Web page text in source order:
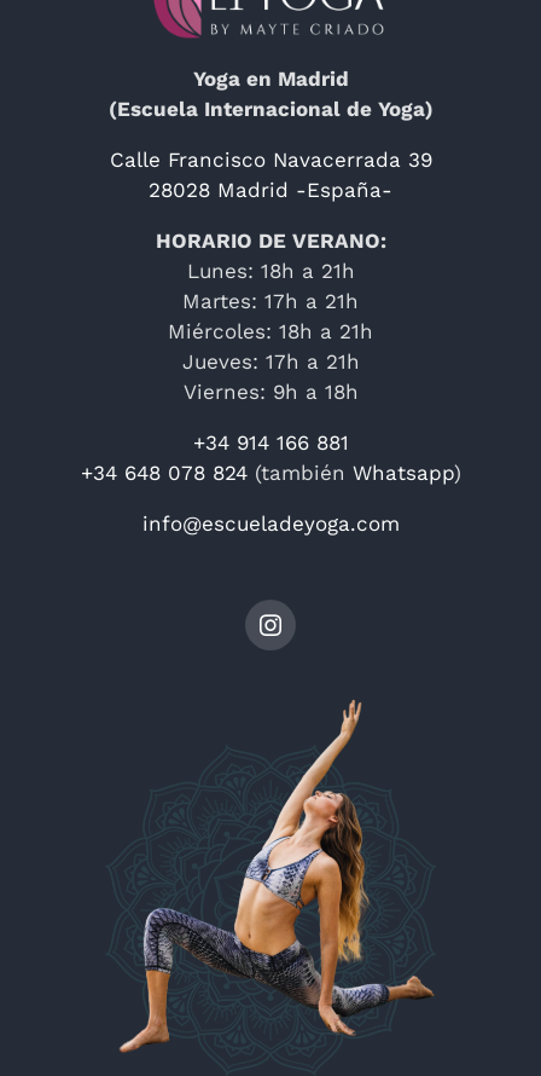
Yoga en Madrid
(Escuela Internacional de Yoga)
Calle Francisco Navacerrada 39
28028 Madrid -España-
HORARIO DE VERANO:
Lunes: 18h a 21h
Martes: 17h a 21h
Miércoles: 18h a 21h
Jueves: 17h a 21h
Viernes: 9h a 18h
+34 914 166 881
+34 648 078 824(también Whatsapp)
info@escueladeyoga.com